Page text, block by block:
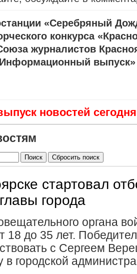
«Серебряный
конкурса
журналистов
выпуск»
новостей
стартовал
города
органа
18 до 35 лет.
с Сергеем
в городской